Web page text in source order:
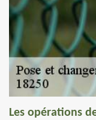
Les opérations